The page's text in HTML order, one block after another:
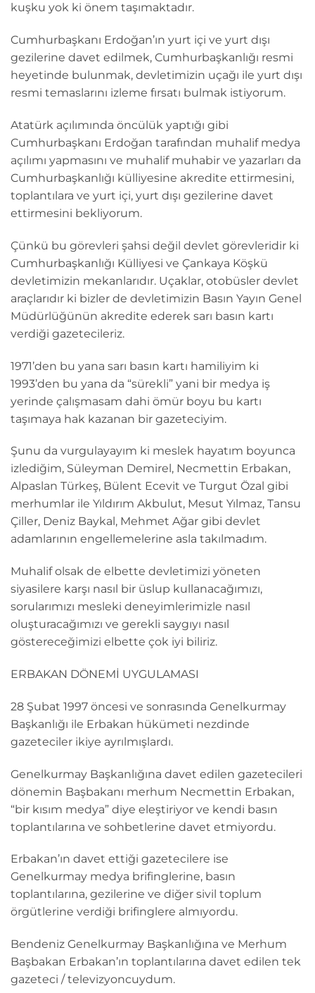
kuşku yok ki önem taşımaktadır.
Cumhurbaşkanı Erdoğan’ın yurt içi ve yurt dışı
gezilerine davet edilmek, Cumhurbaşkanlığı resmi
heyetinde bulunmak, devletimizin uçağı ile yurt dışı
resmi temaslarını izleme fırsatı bulmak istiyorum.
Atatürk açılımında öncülük yaptığı gibi
Cumhurbaşkanı Erdoğan tarafından muhalif medya
açılımı yapmasını ve muhalif muhabir ve yazarları da
Cumhurbaşkanlığı külliyesine akredite ettirmesini,
toplantılara ve yurt içi, yurt dışı gezilerine davet
ettirmesini bekliyorum.
Çünkü bu görevleri şahsi değil devlet görevleridir ki
Cumhurbaşkanlığı Külliyesi ve Çankaya Köşkü
devletimizin mekanlarıdır. Uçaklar, otobüsler devlet
araçlarıdır ki bizler de devletimizin Basın Yayın Genel
Müdürlüğünün akredite ederek sarı basın kartı
verdiği gazetecileriz.
1971’den bu yana sarı basın kartı hamiliyim ki
1993’den bu yana da “sürekli” yani bir medya iş
yerinde çalışmasam dahi ömür boyu bu kartı
taşımaya hak kazanan bir gazeteciyim.
Şunu da vurgulayayım ki meslek hayatım boyunca
izlediğim, Süleyman Demirel, Necmettin Erbakan,
Alpaslan Türkeş, Bülent Ecevit ve Turgut Özal gibi
merhumlar ile Yıldırım Akbulut, Mesut Yılmaz, Tansu
Çiller, Deniz Baykal, Mehmet Ağar gibi devlet
adamlarının engellemelerine asla takılmadım.
Muhalif olsak de elbette devletimizi yöneten
siyasilere karşı nasıl bir üslup kullanacağımızı,
sorularımızı mesleki deneyimlerimizle nasıl
oluşturacağımızı ve gerekli saygıyı nasıl
göstereceğimizi elbette çok iyi biliriz.
ERBAKAN DÖNEMİ UYGULAMASI
28 Şubat 1997 öncesi ve sonrasında Genelkurmay
Başkanlığı ile Erbakan hükümeti nezdinde
gazeteciler ikiye ayrılmışlardı.
Genelkurmay Başkanlığına davet edilen gazetecileri
dönemin Başbakanı merhum Necmettin Erbakan,
“bir kısım medya” diye eleştiriyor ve kendi basın
toplantılarına ve sohbetlerine davet etmiyordu.
Erbakan’ın davet ettiği gazetecilere ise
Genelkurmay medya brifinglerine, basın
toplantılarına, gezilerine ve diğer sivil toplum
örgütlerine verdiği brifinglere almıyordu.
Bendeniz Genelkurmay Başkanlığına ve Merhum
Başbakan Erbakan’ın toplantılarına davet edilen tek
gazeteci / televizyoncuydum.